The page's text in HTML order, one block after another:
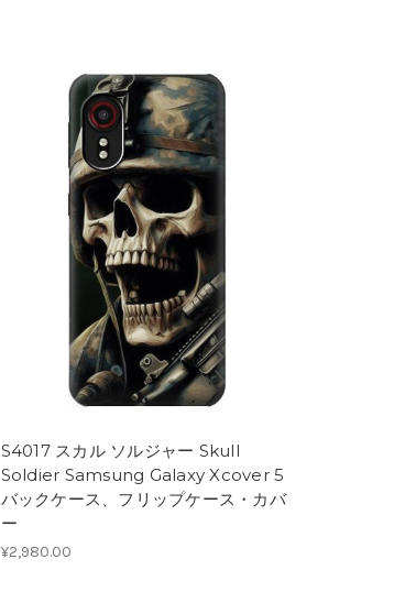
S4017 スカル ソルジャー Skull
Soldier Samsung Galaxy Xcover 5
バックケース、フリップケース・カバ
ー
¥2,980.00